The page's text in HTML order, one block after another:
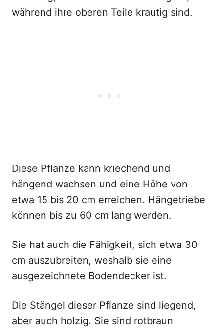
während ihre oberen Teile krautig sind.
Diese Pflanze kann kriechend und
hängend wachsen und eine Höhe von
etwa 15 bis 20 cm erreichen. Hängetriebe
können bis zu 60 cm lang werden.
Sie hat auch die Fähigkeit, sich etwa 30
cm auszubreiten, weshalb sie eine
ausgezeichnete Bodendecker ist.
Die Stängel dieser Pflanze sind liegend,
aber auch holzig. Sie sind rotbraun